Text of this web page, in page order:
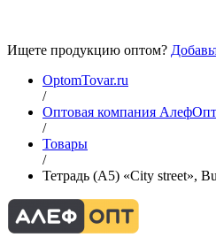
Ищете продукцию оптом?
OptomTovar.ru
/
Оптовая компания АлефОпт
/
Товары
/
Тетрадь (A5) «City street»,